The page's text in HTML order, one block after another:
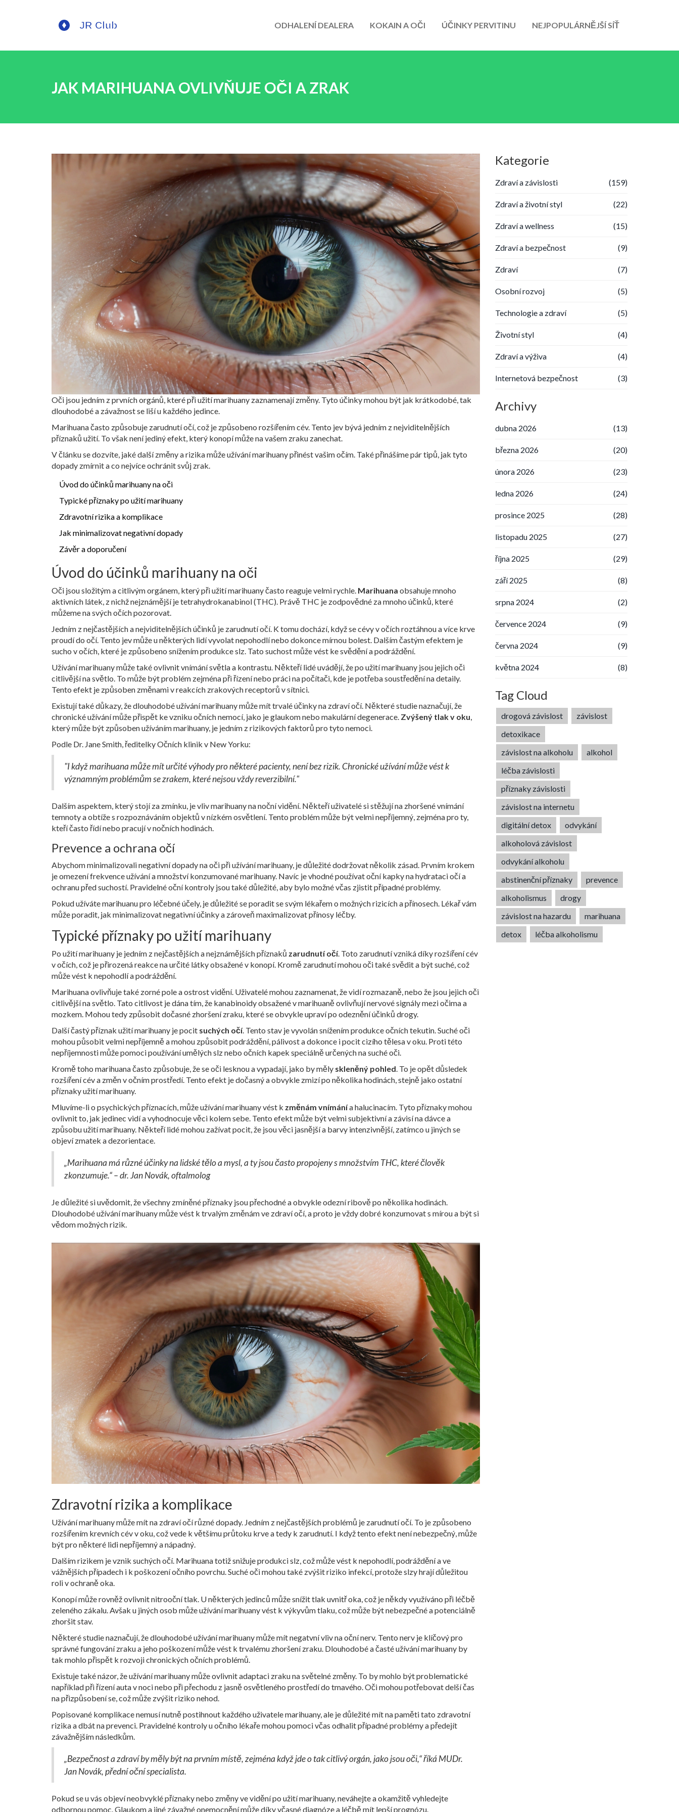
ODHALENÍ DEALERA KOKAIN A OČI ÚČINKY PERVITINU NEJPOPULÁRNĚJŠÍ SÍŤ
JAK MARIHUANA OVLIVŇUJE OČI A ZRAK
Oči jsou jedním z prvních orgánů, které při užití marihuany zaznamenají změny. Tyto účinky mohou být jak krátkodobé, tak
dlouhodobé a závažnost se liší u každého jedince.
Marihuana často způsobuje zarudnutí očí, což je způsobeno rozšířením cév. Tento jev bývá jedním z nejviditelnějších
příznaků užití. To však není jediný efekt, který konopí může na vašem zraku zanechat.
V článku se dozvíte, jaké další změny a rizika může užívání marihuany přinést vašim očím. Také přinášíme pár tipů, jak tyto
dopady zmírnit a co nejvíce ochránit svůj zrak.
Úvod do účinků marihuany na oči
Typické příznaky po užití marihuany
Zdravotní rizika a komplikace
Jak minimalizovat negativní dopady
Závěr a doporučení
Úvod do účinků marihuany na oči
Oči jsou složitým a citlivým orgánem, který při užití marihuany často reaguje velmi rychle. Marihuana obsahuje mnoho
aktivních látek, z nichž nejznámější je tetrahydrokanabinol (THC). Právě THC je zodpovědné za mnoho účinků, které
můžeme na svých očích pozorovat.
Jedním z nejčastějších a nejviditelnějších účinků je zarudnutí očí. K tomu dochází, když se cévy v očích roztáhnou a více krve
proudí do očí. Tento jev může u některých lidí vyvolat nepohodlí nebo dokonce mírnou bolest. Dalším častým efektem je
sucho v očích, které je způsobeno snížením produkce slz. Tato suchost může vést ke svědění a podráždění.
Užívání marihuany může také ovlivnit vnímání světla a kontrastu. Někteří lidé uvádějí, že po užití marihuany jsou jejich oči
citlivější na světlo. To může být problém zejména při řízení nebo práci na počítači, kde je potřeba soustředění na detaily.
Tento efekt je způsoben změnami v reakcích zrakových receptorů v sítnici.
Existují také důkazy, že dlouhodobé užívání marihuany může mít trvalé účinky na zdraví očí. Některé studie naznačují, že
chronické užívání může přispět ke vzniku očních nemocí, jako je glaukom nebo makulární degenerace. Zvýšený tlak v oku,
který může být způsoben užíváním marihuany, je jedním z rizikových faktorů pro tyto nemoci.
Podle Dr. Jane Smith, ředitelky Očních klinik v New Yorku:
"I když marihuana může mít určité výhody pro některé pacienty, není bez rizik. Chronické užívání může vést k
významným problémům se zrakem, které nejsou vždy reverzibilní."
Dalším aspektem, který stojí za zmínku, je vliv marihuany na noční vidění. Někteří uživatelé si stěžují na zhoršené vnímání
temnoty a obtíže s rozpoznáváním objektů v nízkém osvětlení. Tento problém může být velmi nepříjemný, zejména pro ty,
kteří často řídí nebo pracují v nočních hodinách.
Prevence a ochrana očí
Abychom minimalizovali negativní dopady na oči při užívání marihuany, je důležité dodržovat několik zásad. Prvním krokem
je omezení frekvence užívání a množství konzumované marihuany. Navíc je vhodné používat oční kapky na hydrataci očí a
ochranu před suchostí. Pravidelné oční kontroly jsou také důležité, aby bylo možné včas zjistit případné problémy.
Pokud užíváte marihuanu pro léčebné účely, je důležité se poradit se svým lékařem o možných rizicích a přínosech. Lékař vám
může poradit, jak minimalizovat negativní účinky a zároveň maximalizovat přínosy léčby.
Typické příznaky po užití marihuany
Po užití marihuany je jedním z nejčastějších a nejznámějších příznaků zarudnutí očí. Toto zarudnutí vzniká díky rozšíření cév
v očích, což je přirozená reakce na určité látky obsažené v konopí. Kromě zarudnutí mohou oči také svědit a být suché, což
může vést k nepohodlí a podráždění.
Marihuana ovlivňuje také zorné pole a ostrost vidění. Uživatelé mohou zaznamenat, že vidí rozmazaně, nebo že jsou jejich oči
citlivější na světlo. Tato citlivost je dána tím, že kanabinoidy obsažené v marihuaně ovlivňují nervové signály mezi očima a
mozkem. Mohou tedy způsobit dočasné zhoršení zraku, které se obvykle upraví po odeznění účinků drogy.
Další častý příznak užití marihuany je pocit suchých očí. Tento stav je vyvolán snížením produkce očních tekutin. Suché oči
mohou působit velmi nepříjemně a mohou způsobit podráždění, pálivost a dokonce i pocit cizího tělesa v oku. Proti této
nepříjemnosti může pomoci používání umělých slz nebo očních kapek speciálně určených na suché oči.
Kromě toho marihuana často způsobuje, že se oči lesknou a vypadají, jako by měly skleněný pohled. To je opět důsledek
rozšíření cév a změn v očním prostředí. Tento efekt je dočasný a obvykle zmizí po několika hodinách, stejně jako ostatní
příznaky užití marihuany.
Mluvíme-li o psychických příznacích, může užívání marihuany vést k změnám vnímánía halucinacím. Tyto příznaky mohou
ovlivnit to, jak jedinec vidí a vyhodnocuje věci kolem sebe. Tento efekt může být velmi subjektivní a závisí na dávce a
způsobu užití marihuany. Někteří lidé mohou zažívat pocit, že jsou věci jasnější a barvy intenzivnější, zatímco u jiných se
objeví zmatek a dezorientace.
„Marihuana má různé účinky na lidské tělo a mysl, a ty jsou často propojeny s množstvím THC, které člověk
zkonzumuje.“ – dr. Jan Novák, oftalmolog
Je důležité si uvědomit, že všechny zmíněné příznaky jsou přechodné a obvykle odezní ribově po několika hodinách.
Dlouhodobé užívání marihuany může vést k trvalým změnám ve zdraví očí, a proto je vždy dobré konzumovat s mírou a být si
vědom možných rizik.
Zdravotní rizika a komplikace
Užívání marihuany může mít na zdraví očí různé dopady. Jedním z nejčastějších problémů je zarudnutí očí. To je způsobeno
rozšířením krevních cév v oku, což vede k většímu průtoku krve a tedy k zarudnutí. I když tento efekt není nebezpečný, může
být pro některé lidi nepříjemný a nápadný.
Dalším rizikem je vznik suchých očí. Marihuana totiž snižuje produkci slz, což může vést k nepohodlí, podráždění a ve
vážnějších případech i k poškození očního povrchu. Suché oči mohou také zvýšit riziko infekcí, protože slzy hrají důležitou
roli v ochraně oka.
Konopí může rovněž ovlivnit nitrooční tlak. U některých jedinců může snížit tlak uvnitř oka, což je někdy využíváno při léčbě
zeleného zákalu. Avšak u jiných osob může užívání marihuany vést k výkyvům tlaku, což může být nebezpečné a potenciálně
zhoršit stav.
Některé studie naznačují, že dlouhodobé užívání marihuany může mít negatvní vliv na oční nerv. Tento nerv je klíčový pro
správné fungování zraku a jeho poškození může vést k trvalému zhoršení zraku. Dlouhodobé a časté užívání marihuany by
tak mohlo přispět k rozvoji chronických očních problémů.
Existuje také názor, že užívání marihuany může ovlivnit adaptaci zraku na světelné změny. To by mohlo být problematické
například při řízení auta v noci nebo při přechodu z jasně osvětleného prostředí do tmavého. Oči mohou potřebovat delší čas
na přizpůsobení se, což může zvýšit riziko nehod.
Popisované komplikace nemusí nutně postihnout každého uživatele marihuany, ale je důležité mít na paměti tato zdravotní
rizika a dbát na prevenci. Pravidelné kontroly u očního lékaře mohou pomoci včas odhalit případné problémy a předejít
závažnějším následkům.
„Bezpečnost a zdraví by měly být na prvním místě, zejména když jde o tak citlivý orgán, jako jsou oči,“ říká MUDr.
Jan Novák, přední oční specialista.
Pokud se u vás objeví neobvyklé příznaky nebo změny ve vidění po užití marihuany, neváhejte a okamžitě vyhledejte
odbornou pomoc. Glaukom a jiné závažné onemocnění může díky včasné diagnóze a léčbě mít lepší prognózu.
Kategorie
Zdraví a závislosti (159)
Zdraví a životní styl (22)
Zdraví a wellness (15)
Zdraví a bezpečnost (9)
Zdraví (7)
Osobní rozvoj (5)
Technologie a zdraví (5)
Životní styl (4)
Zdraví a výživa (4)
Internetová bezpečnost (3)
Archivy
dubna 2026 (13)
března 2026 (20)
února 2026 (23)
ledna 2026 (24)
prosince 2025 (28)
listopadu 2025 (27)
října 2025 (29)
září 2025 (8)
srpna 2024 (2)
července 2024 (9)
června 2024 (9)
května 2024 (8)
Tag Cloud
drogová závislost
závislost
detoxikace
závislost na alkoholu
alkohol
léčba závislosti
příznaky závislosti
závislost na internetu
digitální detox
odvykání
alkoholová závislost
odvykání alkoholu
abstinenční příznaky
prevence
alkoholismus
drogy
závislost na hazardu
marihuana
detox
léčba alkoholismu